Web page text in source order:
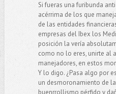
Si fueras una furibunda
acérrima de los que
de las entidades
empresas del Ibex los
posición la vería
como no lo eres, unirte al
manejadores, en estos
Y lo digo. ¿Pasa algo por
un desmoronamiento de